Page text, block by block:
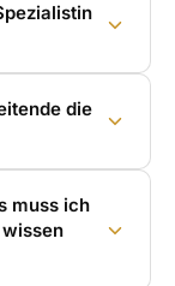
die
muss ich